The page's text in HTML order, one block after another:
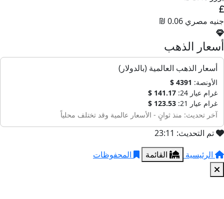
جنيه مصري 0.06 ₪
أسعار الذهب
أسعار الذهب العالمية (بالدولار)
الأونصة: 4391 $
غرام عيار 24:
141.17 $
غرام عيار 21:
123.53 $
آخر تحديث: منذ ثوانٍ - الأسعار عالمية وقد تختلف محلياً
تم التحديث: 23:11
الرئيسية
القائمة المحفوظات